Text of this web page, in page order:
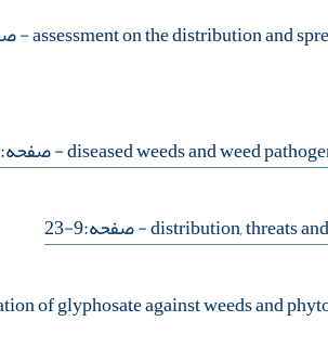
- صفحه:36-47
- صفحه:9-23